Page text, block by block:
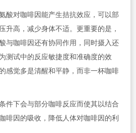
对咖啡因能产生拮抗效应，可以部
升高，减少身体不适。更重要的是，
与咖啡因还有协同作用，同时摄入还
测试中的反应敏捷度和准确度的效
感觉多是清醒和平静，而非一杯咖啡
下会与部分咖啡反应而使其以结合
啡因的吸收，降低人体对咖啡因的利